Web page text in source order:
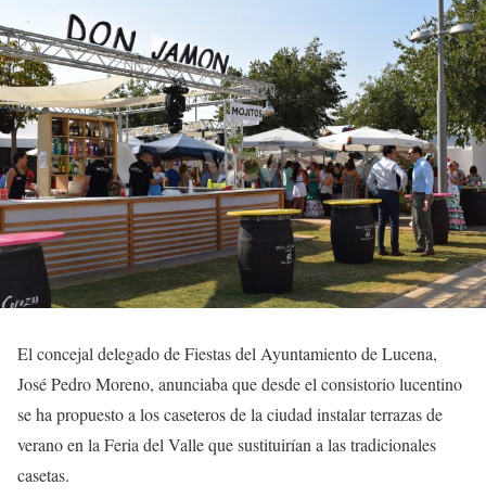
El concejal delegado de Fiestas del Ayuntamiento de Lucena,
José Pedro Moreno, anunciaba que desde el consistorio lucentino
se ha propuesto a los caseteros de la ciudad instalar terrazas de
verano en la Feria del Valle que sustituirían a las tradicionales
casetas.